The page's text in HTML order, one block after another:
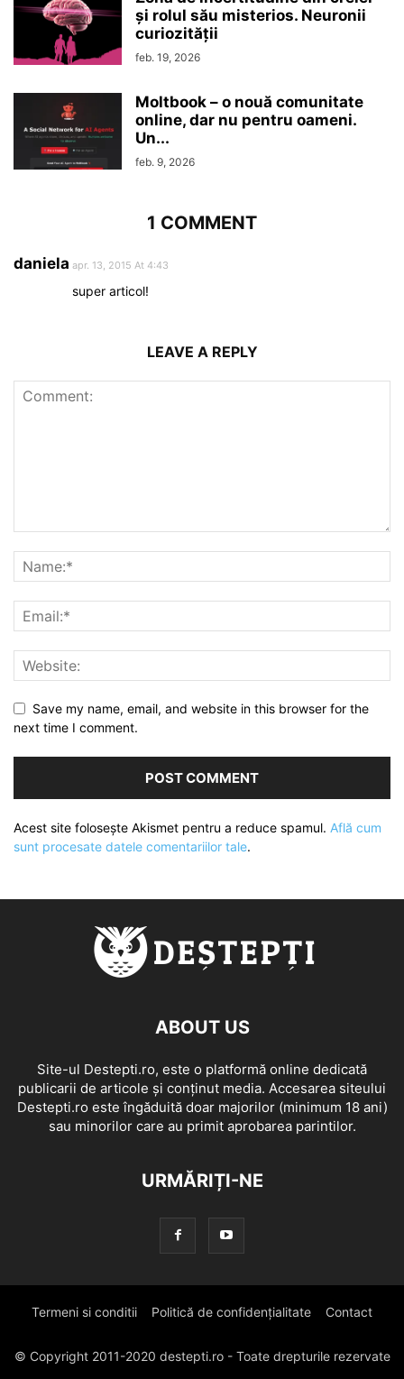
şi rolul său misterios. Neuronii
curiozităţii
feb. 19, 2026
Moltbook – o nouă comunitate
online, dar nu pentru oameni.
Un...
feb. 9, 2026
1 COMMENT
daniela apr. 13, 2015 At 4:43
super articol!
LEAVE A REPLY
Save my name, email, and website in this browser for the
next time I comment.
Acest site folosește Akismet pentru a reduce spamul. Află cum
sunt procesate datele comentariilor tale.
ABOUT US
Site-ul Destepti.ro, este o platformă online dedicată
publicarii de articole și conținut media. Accesarea siteului
Destepti.ro este îngăduită doar majorilor (minimum 18 ani)
sau minorilor care au primit aprobarea parintilor.
URMĂRIȚI-NE
Termeni si conditii Politică de confidențialitate Contact
© Copyright 2011-2020 destepti.ro - Toate drepturile rezervate